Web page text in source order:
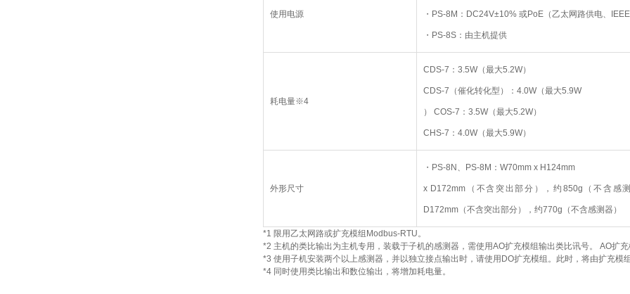
使用电源 ・PS-8M：DC24V±10% 或PoE（乙太网路供电、IEEE
・PS-8S：由主机提供
耗电量※4
CDS-7：3.5W（最大5.2W）
CDS-7（催化转化型）：4.0W（最大5.9W
） COS-7：3.5W（最大5.2W）
CHS-7：4.0W（最大5.9W）
外形尺寸
・PS-8N、PS-8M：W70mm x H124mm
x D172mm（不含突出部分），约850g（不含感
D172mm（不含突出部分），约770g（不含感测器）
*1 限用乙太网路或扩充模组Modbus-RTU。
*2 主机的类比输出为主机专用，装载于子机的感测器，需使用AO扩充模组输出类比讯号。 AO扩
*3 使用子机安装两个以上感测器，并以独立接点输出时，请使用DO扩充模组。此时，将由扩充模
*4 同时使用类比输出和数位输出，将增加耗电量。